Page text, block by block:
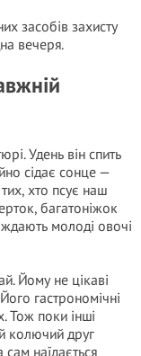
засобів захисту
вечеря.
Удень він спить
сідає сонце —
хто псує наш
багатоніжок
молоді овочі
Йому не цікаві
гастрономічні
Тож поки інші
колючий друг
наїдається